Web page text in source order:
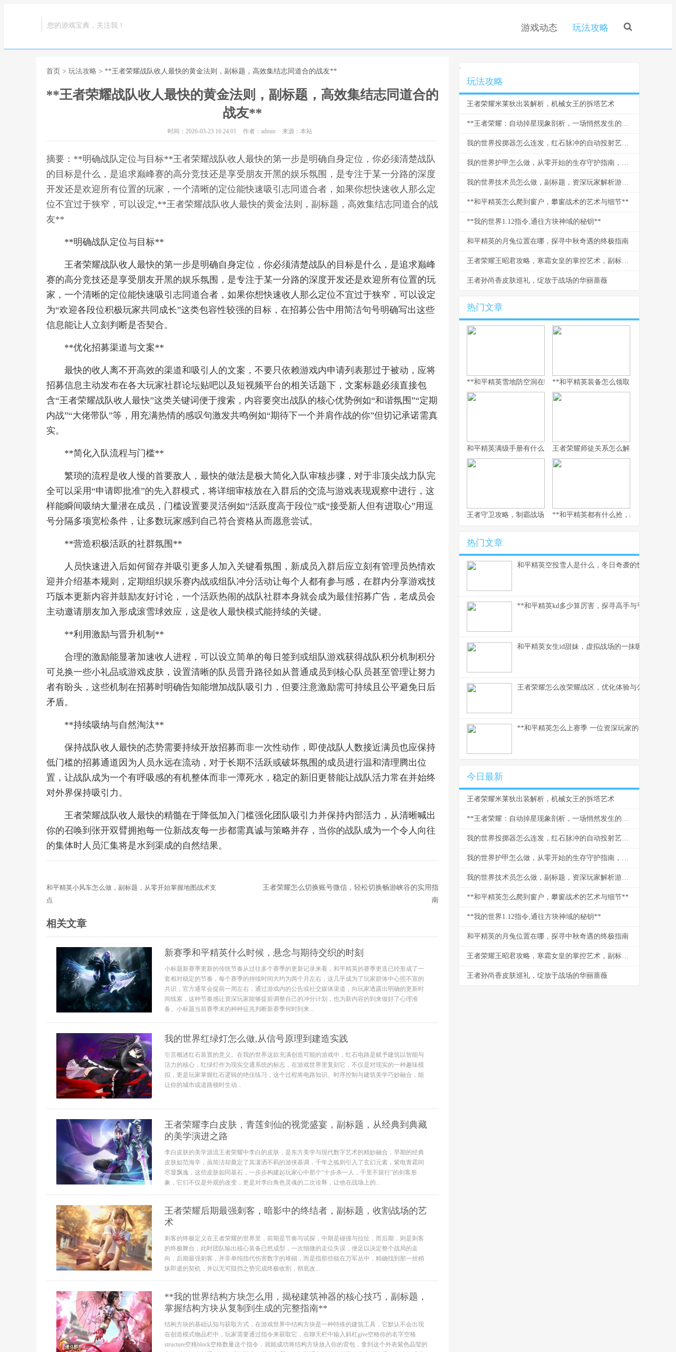
您的游戏宝典，关注我！ 游戏动态 玩法攻略
首页 > 玩法攻略 > **王者荣耀战队收人最快的黄金法则，副标题，高效集结志同道合的战友**
**王者荣耀战队收人最快的黄金法则，副标题，高效集结志同道合的
战友**
时间：2026-03-23 16:24:01 作者：admin 来源：本站
摘要：**明确战队定位与目标**王者荣耀战队收人最快的第一步是明确自身定位，你必须清楚战队
的目标是什么，是追求巅峰赛的高分竞技还是享受朋友开黑的娱乐氛围，是专注于某一分路的深度
开发还是欢迎所有位置的玩家，一个清晰的定位能快速吸引志同道合者，如果你想快速收人那么定
位不宜过于狭窄，可以设定,**王者荣耀战队收人最快的黄金法则，副标题，高效集结志同道合的战
友**
**明确战队定位与目标**
王者荣耀战队收人最快的第一步是明确自身定位，你必须清楚战队的目标是什么，是追求巅峰
赛的高分竞技还是享受朋友开黑的娱乐氛围，是专注于某一分路的深度开发还是欢迎所有位置的玩
家，一个清晰的定位能快速吸引志同道合者，如果你想快速收人那么定位不宜过于狭窄，可以设定
为“欢迎各段位积极玩家共同成长”这类包容性较强的目标，在招募公告中用简洁句号明确写出这些
信息能让人立刻判断是否契合。
**优化招募渠道与文案**
最快的收人离不开高效的渠道和吸引人的文案，不要只依赖游戏内申请列表那过于被动，应将
招募信息主动发布在各大玩家社群论坛贴吧以及短视频平台的相关话题下，文案标题必须直接包
含“王者荣耀战队收人最快”这类关键词便于搜索，内容要突出战队的核心优势例如“和谐氛围”“定期
内战”“大佬带队”等，用充满热情的感叹句激发共鸣例如“期待下一个并肩作战的你”但切记承诺需真
实。
**简化入队流程与门槛**
繁琐的流程是收人慢的首要敌人，最快的做法是极大简化入队审核步骤，对于非顶尖战力队完
全可以采用“申请即批准”的先入群模式，将详细审核放在入群后的交流与游戏表现观察中进行，这
样能瞬间吸纳大量潜在成员，门槛设置要灵活例如“活跃度高于段位”或“接受新人但有进取心”用逗
号分隔多项宽松条件，让多数玩家感到自己符合资格从而愿意尝试。
**营造积极活跃的社群氛围**
人员快速进入后如何留存并吸引更多人加入关键看氛围，新成员入群后应立刻有管理员热情欢
迎并介绍基本规则，定期组织娱乐赛内战或组队冲分活动让每个人都有参与感，在群内分享游戏技
巧版本更新内容并鼓励友好讨论，一个活跃热闹的战队社群本身就会成为最佳招募广告，老成员会
主动邀请朋友加入形成滚雪球效应，这是收人最快模式能持续的关键。
**利用激励与晋升机制**
合理的激励能显著加速收人进程，可以设立简单的每日签到或组队游戏获得战队积分机制积分
可兑换一些小礼品或游戏皮肤，设置清晰的队员晋升路径如从普通成员到核心队员甚至管理让努力
者有盼头，这些机制在招募时明确告知能增加战队吸引力，但要注意激励需可持续且公平避免日后
矛盾。
**持续吸纳与自然淘汰**
保持战队收人最快的态势需要持续开放招募而非一次性动作，即使战队人数接近满员也应保持
低门槛的招募通道因为人员永远在流动，对于长期不活跃或破坏氛围的成员进行温和清理腾出位
置，让战队成为一个有呼吸感的有机整体而非一潭死水，稳定的新旧更替能让战队活力常在并始终
对外界保持吸引力。
王者荣耀战队收人最快的精髓在于降低加入门槛强化团队吸引力并保持内部活力，从清晰喊出
你的召唤到张开双臂拥抱每一位新战友每一步都需真诚与策略并存，当你的战队成为一个令人向往
的集体时人员汇集将是水到渠成的自然结果。
和平精英小风车怎么做，副标题，从零开始掌握地图战术支
点
王者荣耀怎么切换账号微信，轻松切换畅游峡谷的实用指
南
相关文章
新赛季和平精英什么时候，悬念与期待交织的时刻
小标题新赛季更新的传统节奏从过往多个赛季的更新记录来看，和平精英的赛季更迭已经形成了一
套相对稳定的节奏，每个赛季的持续时间大约为两个月左右，这几乎成为了玩家群体中心照不宣的
共识，官方通常会提前一周左右，通过游戏内的公告或社交媒体渠道，向玩家透露出明确的更新时
间线索，这种节奏感让资深玩家能够提前调整自己的冲分计划，也为新内容的到来做好了心理准
备。小标题当前赛季末的种种征兆判断新赛季何时到来...
我的世界红绿灯怎么做,从信号原理到建造实践
引言概述红石装置的意义。在我的世界这款充满创造可能的游戏中，红石电路是赋予建筑以智能与
活力的核心，红绿灯作为现实交通系统的标志，在游戏世界里复刻它，不仅是对现实的一种趣味模
拟，更是玩家掌握红石逻辑的绝佳练习，这个过程将电路知识、时序控制与建筑美学巧妙融合，能
让你的城市或道路顿时生动...
王者荣耀李白皮肤，青莲剑仙的视觉盛宴，副标题，从经典到典藏
的美学演进之路
李白皮肤的美学源流王者荣耀中李白的皮肤，是东方美学与现代数字艺术的精妙融合，早期的经典
皮肤如范海辛，虽简洁却奠定了其潇洒不羁的游侠基调，千年之狐则引入了玄幻元素，紫电青霜间
尽显飘逸，这些皮肤如同基石，一步步构建起玩家心中那个“十步杀一人，千里不留行”的剑客形
象，它们不仅是外观的改变，更是对李白角色灵魂的二次诠释，让他在战场上的...
王者荣耀后期最强刺客，暗影中的终结者，副标题，收割战场的艺
术
刺客的终极定义在王者荣耀的世界里，前期是节奏与试探，中期是碰撞与拉扯，而后期，则是刺客
的终极舞台，此时团队输出核心装备已然成型，一次细微的走位失误，便足以决定整个战局的走
向，后期最强刺客，并非单纯指代伤害数字的堆砌，而是指那些能在万军丛中，精确找到那一丝稍
纵即逝的契机，并以无可阻挡之势完成终极收割，彻底改...
**我的世界结构方块怎么用，揭秘建筑神器的核心技巧，副标题，
掌握结构方块从复制到生成的完整指南**
结构方块的基础认知与获取方式，在游戏世界中结构方块是一种特殊的建筑工具，它默认不会出现
在创造模式物品栏中，玩家需要通过指令来获取它，在聊天栏中输入斜杠give空格你的名字空格
structure空格block空格数量这个指令，就能成功将结构方块放入你的背包，拿到这个外表紫色晶莹的
.
玩法攻略
王者荣耀米莱狄出装解析，机械女王的拆塔艺术
**王者荣耀：自动掉星现象剖析，一场悄然发生的信任危机**
我的世界投掷器怎么连发，红石脉冲的自动投射艺术，红石玩家的进阶乐章
我的世界护甲怎么做，从零开始的生存守护指南，副标题探索打造与强化的终极奥秘
我的世界技术员怎么做，副标题，资深玩家解析游戏科技进阶之路
**和平精英怎么爬到窗户，攀窗战术的艺术与细节**
**我的世界1.12指令,通往方块神域的秘钥**
和平精英的月兔位置在哪，探寻中秋奇遇的终极指南
王者荣耀王昭君攻略，寒霜女皇的掌控艺术，副标题，极致控制与爆发连招心得
王者孙尚香皮肤巡礼，绽放于战场的华丽蔷薇
热门文章
**和平精英雪地防空洞在哪里，副标题，冰封秘境与战术宝库探寻
**和平精英装备怎么领取，资深玩家
和平精英满级手册有什么用，解锁巅峰体验的多维钥匙
王者荣耀师徒关系怎么解除，游戏情谊
王者守卫攻略，制霸战场的不败法则，副标题，资深玩家的战术精
**和平精英都有什么抢，战术对决的核
热门文章
和平精英空投雪人是什么，冬日奇袭的惊喜彩蛋
**和平精英kd多少算厉害，探寻高手与平民的真实
和平精英女生id甜妹，虚拟战场的一抹暖色，副标
王者荣耀怎么改荣耀战区，优化体验与公平之路
**和平精英怎么上赛季 一位资深玩家的赛季实战
今日最新
王者荣耀米莱狄出装解析，机械女王的拆塔艺术
**王者荣耀：自动掉星现象剖析，一场悄然发生的信任危机**
我的世界投掷器怎么连发，红石脉冲的自动投射艺术，红石玩家的进阶乐章
我的世界护甲怎么做，从零开始的生存守护指南，副标题探索打造与强化的终极奥秘
我的世界技术员怎么做，副标题，资深玩家解析游戏科技进阶之路
**和平精英怎么爬到窗户，攀窗战术的艺术与细节**
**我的世界1.12指令,通往方块神域的秘钥**
和平精英的月兔位置在哪，探寻中秋奇遇的终极指南
王者荣耀王昭君攻略，寒霜女皇的掌控艺术，副标题，极致控制与爆发连招心得
王者孙尚香皮肤巡礼，绽放于战场的华丽蔷薇